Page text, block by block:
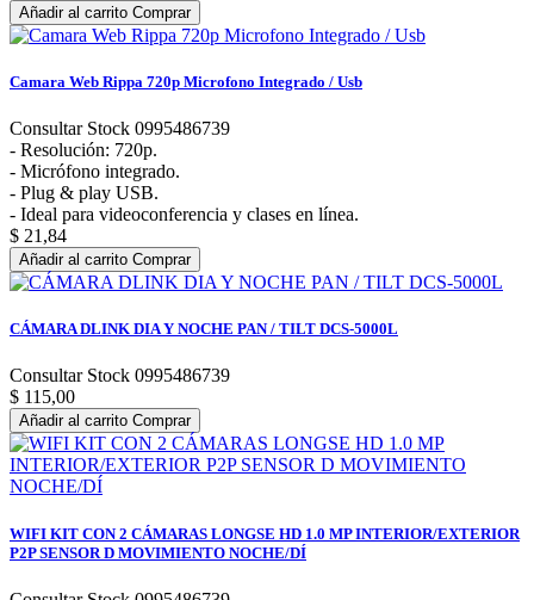
Añadir al carrito Comprar
Camara Web Rippa 720p Microfono Integrado / Usb
Consultar Stock 0995486739
- Resolución: 720p.
- Micrófono integrado.
- Plug & play USB.
- Ideal para videoconferencia y clases en línea.
$ 21,84
Añadir al carrito Comprar
CÁMARA DLINK DIA Y NOCHE PAN / TILT DCS-5000L
Consultar Stock 0995486739
$ 115,00
Añadir al carrito Comprar
WIFI KIT CON 2 CÁMARAS LONGSE HD 1.0 MP INTERIOR/EXTERIOR
P2P SENSOR D MOVIMIENTO NOCHE/DÍ